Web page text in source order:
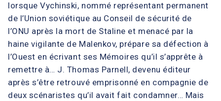
lorsque Vychinski, nommé représentant permanent
de l’Union soviétique au Conseil de sécurité de
l’ONU après la mort de Staline et menacé par la
haine vigilante de Malenkov, prépare sa défection à
l’Ouest en écrivant ses Mémoires qu’il s’apprête à
remettre à… J. Thomas Parnell, devenu éditeur
après s’être retrouvé emprisonné en compagnie de
deux scénaristes qu’il avait fait condamner… Mais